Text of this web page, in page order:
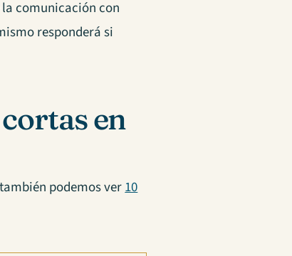
comunicación con
responderá si
en
podemos ver10